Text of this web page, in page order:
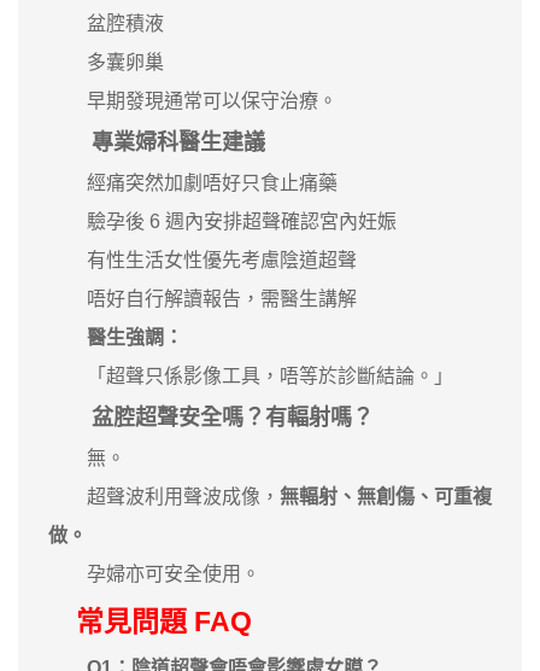
盆腔積液
多囊卵巢
早期發現通常可以保守治療。
專業婦科醫生建議
經痛突然加劇唔好只食止痛藥
驗孕後 6 週內安排超聲確認宮內妊娠
有性生活女性優先考慮陰道超聲
唔好自行解讀報告，需醫生講解
醫生強調：
「超聲只係影像工具，唔等於診斷結論。」
盆腔超聲安全嗎？有輻射嗎？
無。
超聲波利用聲波成像， 無輻射、無創傷、可重複
做。
孕婦亦可安全使用。
常見問題 FAQ